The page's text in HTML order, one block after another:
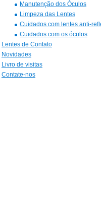
Manutenção dos Óculos
Limpeza das Lentes
Cuidados com lentes anti-
Cuidados com os óculos
Lentes de Contato
Novidades
Livro de visitas
Contate-nos